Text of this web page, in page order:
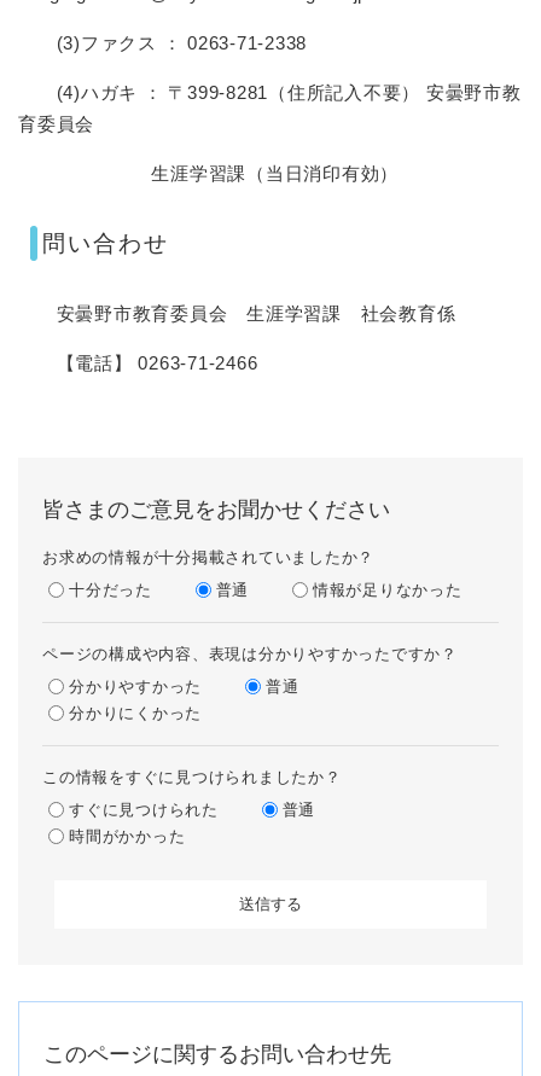
(3)ファクス ： 0263-71-2338
(4)ハガキ ： 〒399-8281（住所記入不要） 安曇野市教
育委員会
生涯学習課（当日消印有効）
問い合わせ
安曇野市教育委員会 生涯学習課 社会教育係
【電話】 0263-71-2466
皆さまのご意見をお聞かせください
お求めの情報が十分掲載されていましたか？
十分だった
普通 情報が足りなかった
ページの構成や内容、表現は分かりやすかったですか？
分かりやすかった
普通
分かりにくかった
この情報をすぐに見つけられましたか？
すぐに見つけられた
普通
時間がかかった
このページに関するお問い合わせ先